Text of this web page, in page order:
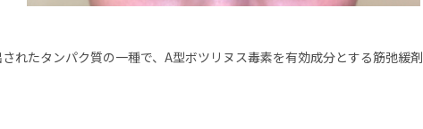
れたタンパク質の一種で、A型ボツリヌス毒素を有効成分とする筋弛緩